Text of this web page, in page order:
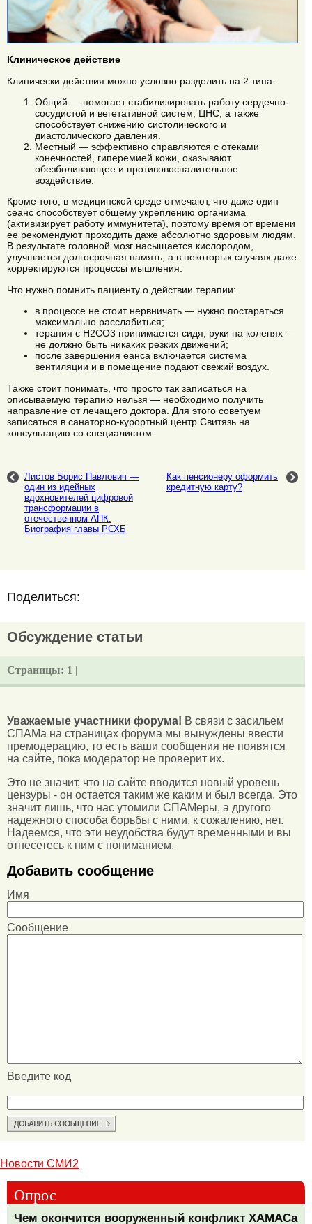
Клиническое действие
Клинически действия можно условно разделить на 2 типа:
Общий — помогает стабилизировать работу сердечно-
сосудистой и вегетативной систем, ЦНС, а также
способствует снижению систолического и
диастолического давления.
Местный — эффективно справляются с отеками
конечностей, гиперемией кожи, оказывают
обезболивающее и противовоспалительное
воздействие.
Кроме того, в медицинской среде отмечают, что даже один
сеанс способствует общему укреплению организма
(активизирует работу иммунитета), поэтому время от времени
ее рекомендуют проходить даже абсолютно здоровым людям.
В результате головной мозг насыщается кислородом,
улучшается долгосрочная память, а в некоторых случаях даже
корректируются процессы мышления.
Что нужно помнить пациенту о действии терапии:
в процессе не стоит нервничать — нужно постараться
максимально расслабиться;
терапия с H2CO3 принимается сидя, руки на коленях —
не должно быть никаких резких движений;
после завершения еанса включается система
вентиляции и в помещение подают свежий воздух.
Также стоит понимать, что просто так записаться на
описываемую терапию нельзя — необходимо получить
направление от лечащего доктора. Для этого советуем
записаться в санаторно-курортный центр Свитязь на
консультацию со специалистом.
Листов Борис Павлович —
один из идейных
вдохновителей цифровой
трансформации в
отечественном АПК.
Биография главы РСХБ
Как пенсионеру оформить
кредитную карту?
Поделиться:
Обсуждение статьи
Страницы: 1 |
Уважаемые участники форума! В связи с засильем
СПАМа на страницах форума мы вынуждены ввести
премодерацию, то есть ваши сообщения не появятся
на сайте, пока модератор не проверит их.
Это не значит, что на сайте вводится новый уровень
цензуры - он остается таким же каким и был всегда. Это
значит лишь, что нас утомили СПАМеры, а другого
надежного способа борьбы с ними, к сожалению, нет.
Надеемся, что эти неудобства будут временными и вы
отнесетесь к ним с пониманием.
Добавить сообщение
Имя
Сообщение
Введите код
Новости СМИ2
Опрос
Чем окончится вооруженный конфликт ХАМАСа